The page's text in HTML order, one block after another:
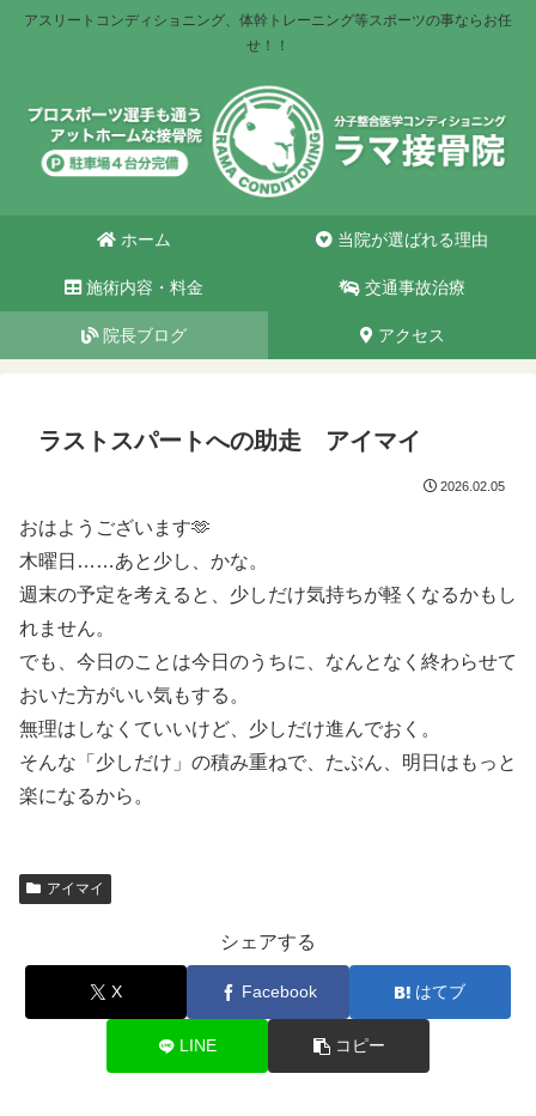
アスリートコンディショニング、体幹トレーニング等スポーツの事ならお任
せ！！
ホーム 当院が選ばれる理由
施術内容・料金 交通事故治療
院長ブログ アクセス
ラストスパートへの助走 アイマイ
2026.02.05
おはようございます🫶
木曜日……あと少し、かな。
週末の予定を考えると、少しだけ気持ちが軽くなるかもし
れません。
でも、今日のことは今日のうちに、なんとなく終わらせて
おいた方がいい気もする。
無理はしなくていいけど、少しだけ進んでおく。
そんな「少しだけ」の積み重ねで、たぶん、明日はもっと
楽になるから。
アイマイ
シェアする
X Facebook はてブ
LINE コピー